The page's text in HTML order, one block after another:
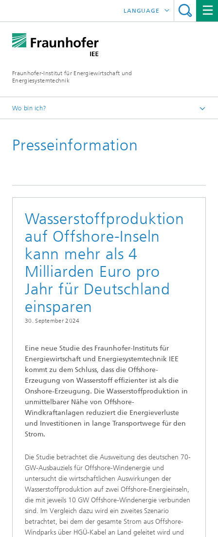
Fraunhofer-Institut für Energiewirtschaft und
Energiesystemtechnik
LANGUAGE
Wo bin ich?
Presseinformation
Wasserstoffproduktion
auf Offshore-Inseln
kann mehr als 4
Milliarden Euro pro
Jahr für Deutschland
einsparen
30. September 2024
Eine neue Studie des Fraunhofer-Instituts für
Energiewirtschaft und Energiesystemtechnik IEE
kommt zu dem Schluss, dass die Offshore-
Erzeugung von Wasserstoff effizienter ist als die
Onshore-Erzeugung. Die Wasserstoffproduktion in
unmittelbarer Nähe von Offshore-
Windkraftanlagen reduziert die Energieverluste
und Investitionen in lange Transportwege für den
Strom.
Die Studie betrachtet die Ausweitung des deutschen 70-
GW-Ausbauziels für Offshore-Windenergie und
untersucht die wirtschaftlichen Auswirkungen der
Wasserstoffproduktion auf zwei Offshore-Energieinseln,
die mit jeweils 10 GW Offshore-Windenergie verbunden
sind. Im Vergleich dazu wird ein zweites Szenario
betrachtet, bei dem der gesamte Strom aus Offshore-
Windparks über HGÜ-Kabel an Land geleitet wird und